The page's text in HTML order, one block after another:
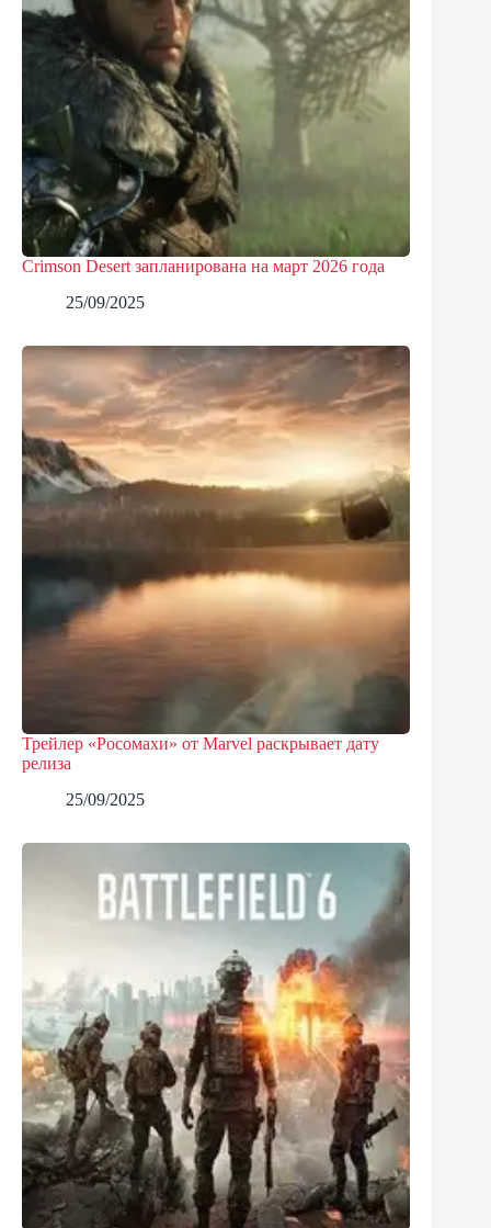
Crimson Desert запланирована на март 2026 года
25/09/2025
Трейлер «Росомахи» от Marvel раскрывает дату
релиза
25/09/2025